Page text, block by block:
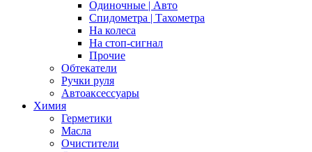
Одиночные | Авто
Спидометра | Тахометра
На колеса
На стоп-сигнал
Прочие
Обтекатели
Ручки руля
Автоаксессуары
Химия
Герметики
Масла
Очистители